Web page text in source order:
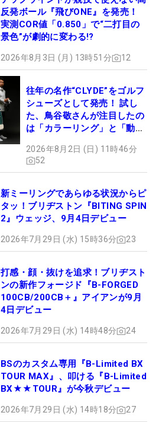
反発ボール『飛びONE』を発売！
実測COR値「0.850」で“二打目の
景色”が劇的に変わる!?
2026年8月3日 (月) 13時51分 12
往年の名作“CLYDE”をゴルフ
シューズとして発売！ 試し
た、鳥谷敬さんが注目したの
は「カラーリング」と「動き
2026年8月2日 (日) 11時46分
52
新ミーリングであらゆる状況からピ
タッ！ブリヂストン『BITING SPIN
2』ウェッジ、9月4日デビュー
2026年7月29日 (水) 15時36分 23
打感・顔・抜けを追求！ブリヂスト
ンの新作フォージド『B-FORGED
100CB/200CB＋』アイアンが9月
4日デビュー
2026年7月29日 (水) 14時48分 24
BSのカスタム専用『B-Limited BX
TOUR MAX』、叩ける『B-Limited
BX★★TOUR』が今秋デビュー
2026年7月29日 (水) 14時18分 27